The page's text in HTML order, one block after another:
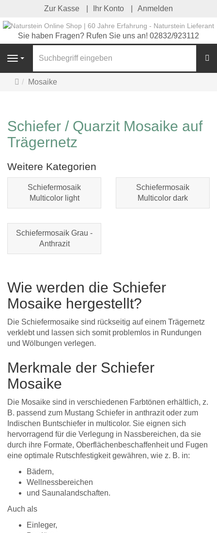
Zur Kasse Ihr Konto Anmelden
Sie haben Fragen? Rufen Sie uns an! 02832/923112
Navigation
Startseite
Mosaike
Schiefer / Quarzit Mosaike auf
Trägernetz
Weitere Kategorien
Schiefermosaik
Multicolor light
Schiefermosaik
Multicolor dark
Schiefermosaik Grau -
Anthrazit
Wie werden die Schiefer
Mosaike hergestellt?
Die Schiefermosaike sind rückseitig auf einem Trägernetz
verklebt und lassen sich somit problemlos in Rundungen
und Wölbungen verlegen.
Merkmale der Schiefer
Mosaike
Die Mosaike sind in verschiedenen Farbtönen erhältlich, z.
B. passend zum Mustang Schiefer in anthrazit oder zum
Indischen Buntschiefer in multicolor. Sie eignen sich
hervorragend für die Verlegung in Nassbereichen, da sie
durch ihre Formate, Oberflächenbeschaffenheit und Fugen
eine optimale Rutschfestigkeit gewähren, wie z. B. in:
Bädern,
Wellnessbereichen
und Saunalandschaften.
Auch als
Einleger,